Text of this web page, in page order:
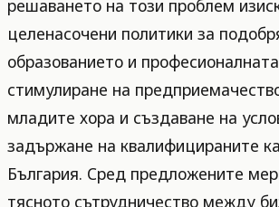
решаването на този проблем
целенасочени политики за
образованието и
стимулиране на
младите хора и създаване на
задържане на квалифицираните
България. Сред предложените
тясното сътрудничество между